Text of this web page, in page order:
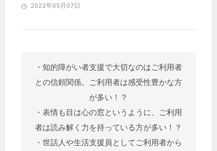
2022年05月07日
・知的障がい者支援で大切なのはご利用者
との信頼関係。ご利用者は感受性豊かな方
が多い！？
・表情も目は心の窓というように、ご利用
者は読み解く力を持っている方が多い！？
・世話人や生活支援員としてご利用者から